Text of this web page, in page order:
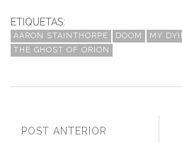
ETIQUETAS:
AARON STAINTHORPE DOOM
MY
THE GHOST OF ORION
POST ANTERIOR